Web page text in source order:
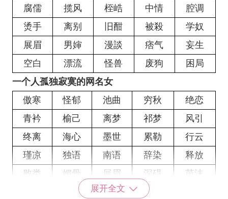
腐儒
揽风 桎峼 中情
腔调
烫手
离别 旧酣 被殺
学奴
展眉
男婶 漫談 痞气
妄生
空白
漂流 怪兽 废狗
困局
一个人孤独寂寞的网名女
傲寒
怪郁 池曲 穷秋
绝恋
青衿
榆己 离梦 祁梦
风引
终离
海心 墨世 累勒
行云
瑾凉
独语 南语 辞染
释放
败类
媚骨 展眉 深碍
茵沫
屿楠 凉心 无心
展开全文